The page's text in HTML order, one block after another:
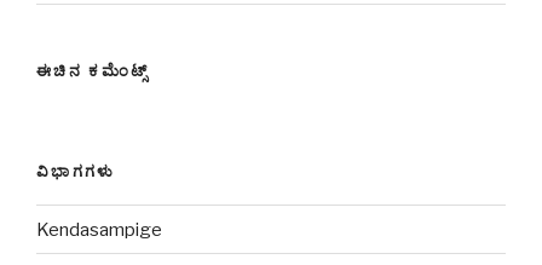
ಈಚಿನ ಕಮೆಂಟ್ಸ್
ವಿಭಾಗಗಳು
Kendasampige